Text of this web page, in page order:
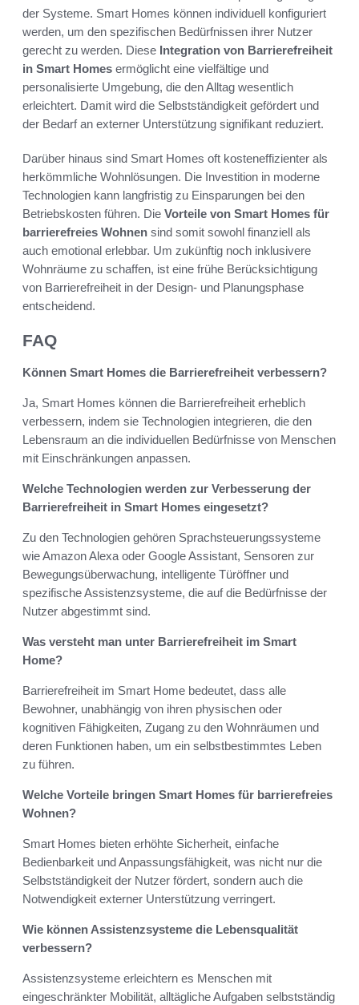
der Systeme. Smart Homes können individuell konfiguriert
werden, um den spezifischen Bedürfnissen ihrer Nutzer
gerecht zu werden. Diese Integration von Barrierefreiheit
in Smart Homes ermöglicht eine vielfältige und
personalisierte Umgebung, die den Alltag wesentlich
erleichtert. Damit wird die Selbstständigkeit gefördert und
der Bedarf an externer Unterstützung signifikant reduziert.
Darüber hinaus sind Smart Homes oft kosteneffizienter als
herkömmliche Wohnlösungen. Die Investition in moderne
Technologien kann langfristig zu Einsparungen bei den
Betriebskosten führen. Die Vorteile von Smart Homes für
barrierefreies Wohnen sind somit sowohl finanziell als
auch emotional erlebbar. Um zukünftig noch inklusivere
Wohnräume zu schaffen, ist eine frühe Berücksichtigung
von Barrierefreiheit in der Design- und Planungsphase
entscheidend.
FAQ
Können Smart Homes die Barrierefreiheit verbessern?
Ja, Smart Homes können die Barrierefreiheit erheblich
verbessern, indem sie Technologien integrieren, die den
Lebensraum an die individuellen Bedürfnisse von Menschen
mit Einschränkungen anpassen.
Welche Technologien werden zur Verbesserung der
Barrierefreiheit in Smart Homes eingesetzt?
Zu den Technologien gehören Sprachsteuerungssysteme
wie Amazon Alexa oder Google Assistant, Sensoren zur
Bewegungsüberwachung, intelligente Türöffner und
spezifische Assistenzsysteme, die auf die Bedürfnisse der
Nutzer abgestimmt sind.
Was versteht man unter Barrierefreiheit im Smart
Home?
Barrierefreiheit im Smart Home bedeutet, dass alle
Bewohner, unabhängig von ihren physischen oder
kognitiven Fähigkeiten, Zugang zu den Wohnräumen und
deren Funktionen haben, um ein selbstbestimmtes Leben
zu führen.
Welche Vorteile bringen Smart Homes für barrierefreies
Wohnen?
Smart Homes bieten erhöhte Sicherheit, einfache
Bedienbarkeit und Anpassungsfähigkeit, was nicht nur die
Selbstständigkeit der Nutzer fördert, sondern auch die
Notwendigkeit externer Unterstützung verringert.
Wie können Assistenzsysteme die Lebensqualität
verbessern?
Assistenzsysteme erleichtern es Menschen mit
eingeschränkter Mobilität, alltägliche Aufgaben selbstständig